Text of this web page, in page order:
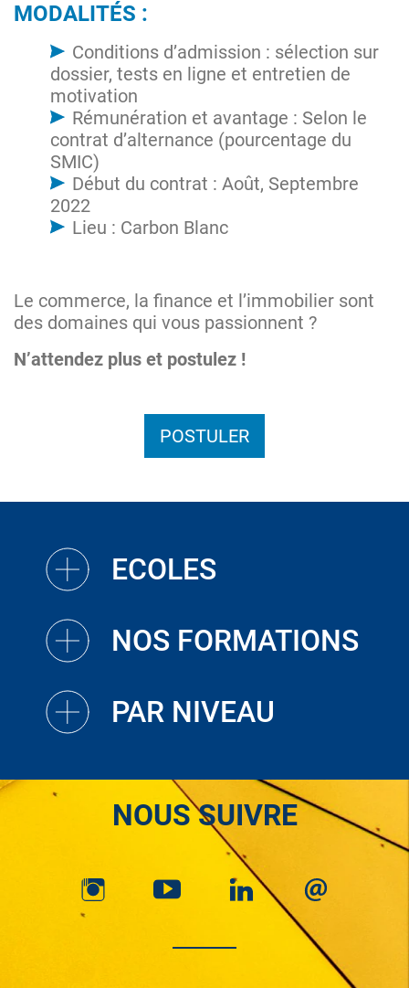
MODALITÉS :
Conditions d’admission : sélection sur
dossier, tests en ligne et entretien de
motivation
Rémunération et avantage : Selon le
contrat d’alternance (pourcentage du
SMIC)
Début du contrat : Août, Septembre
2022
Lieu : Carbon Blanc
Le commerce, la finance et l’immobilier sont
des domaines qui vous passionnent ?
N’attendez plus et postulez !
POSTULER
ECOLES
NOS FORMATIONS
PAR NIVEAU
NOUS SUIVRE